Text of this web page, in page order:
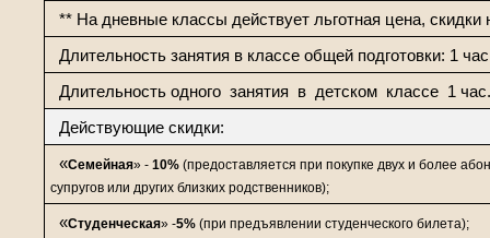
** На дневные классы действует льготная цена, скидки
Длительность занятия в классе общей подготовки: 1
Длительность одного занятия в детском классе 1 час.
Действующие скидки:
«Семейная» - 10% (предоставляется при покупке двух и более
супругов или других близких родственников);
«Студенческая» -5% (при предъявлении студенческого билета);